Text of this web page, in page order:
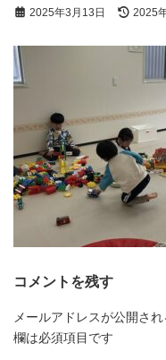
2025年3月13日
最
新
時
2025
コメントを残す
メールアドレスが公開さ
欄は必須項目です